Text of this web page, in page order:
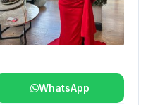
WhatsApp